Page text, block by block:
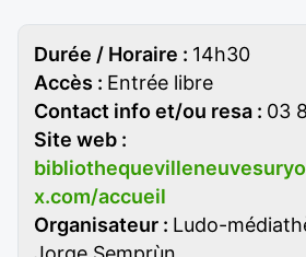
Durée / Horaire : 14h30
Accès : Entrée libre
Contact info et/ou resa : 03
Site web :
x.com/accueil
Organisateur : Ludo-